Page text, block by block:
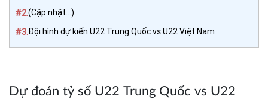
#2.(Cập nhật...)
#3.Đội hình dự kiến U22 Trung Quốc vs U22 Việt Nam
Dự đoán tỷ số U22 Trung Quốc vs U22